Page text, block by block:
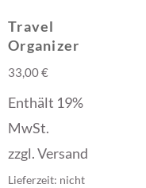
Travel
Organizer
33,00€
Enthält 19%
MwSt.
zzgl.Versand
Lieferzeit: nicht